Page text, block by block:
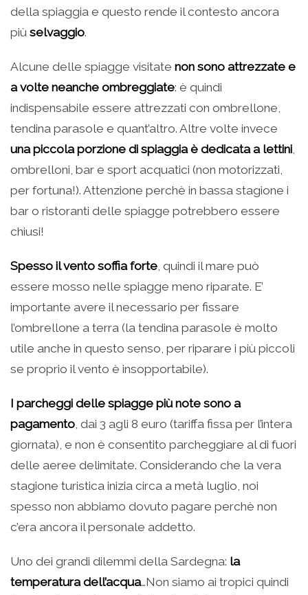
della spiaggia e questo rende il contesto ancora
più selvaggio.
Alcune delle spiagge visitate non sono attrezzate e
a volte neanche ombreggiate: è quindi
indispensabile essere attrezzati con ombrellone,
tendina parasole e quant’altro. Altre volte invece
una piccola porzione di spiaggia è dedicata a lettini,
ombrelloni, bar e sport acquatici (non motorizzati,
per fortuna!). Attenzione perchè in bassa stagione i
bar o ristoranti delle spiagge potrebbero essere
chiusi!
Spesso il vento soffia forte, quindi il mare può
essere mosso nelle spiagge meno riparate. E’
importante avere il necessario per fissare
l’ombrellone a terra (la tendina parasole è molto
utile anche in questo senso, per riparare i più piccoli
se proprio il vento è insopportabile).
I parcheggi delle spiagge più note sono a
pagamento, dai 3 agli 8 euro (tariffa fissa per l’intera
giornata), e non è consentito parcheggiare al di fuori
delle aeree delimitate. Considerando che la vera
stagione turistica inizia circa a metà luglio, noi
spesso non abbiamo dovuto pagare perchè non
c’era ancora il personale addetto.
Uno dei grandi dilemmi della Sardegna: la
temperatura dell’acqua…Non siamo ai tropici quindi